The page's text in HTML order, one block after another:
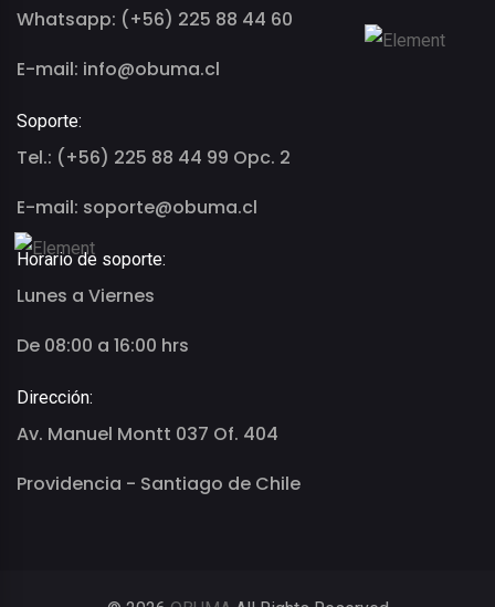
Whatsapp: (+56) 225 88 44 60
E-mail: info@obuma.cl
Soporte:
Tel.: (+56) 225 88 44 99 Opc. 2
E-mail: soporte@obuma.cl
Horario de soporte:
Lunes a Viernes
De 08:00 a 16:00 hrs
Dirección:
Av. Manuel Montt 037 Of. 404
Providencia - Santiago de Chile